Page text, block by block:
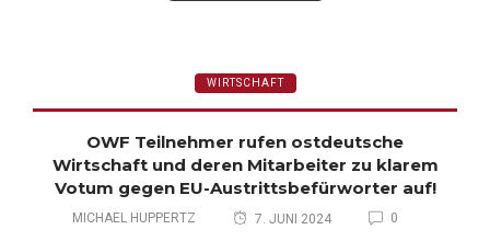
WIRTSCHAFT
OWF Teilnehmer rufen ostdeutsche
Wirtschaft und deren Mitarbeiter zu klarem
Votum gegen EU-Austrittsbefürworter auf!
MICHAEL HUPPERTZ 7. JUNI 2024 0